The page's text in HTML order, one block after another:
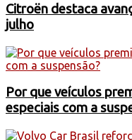
Citroën destaca
julho
Por que veículos
especiais com a